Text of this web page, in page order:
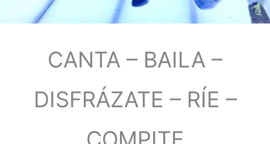
CANTA – BAILA –
DISFRÁZATE – RÍE –